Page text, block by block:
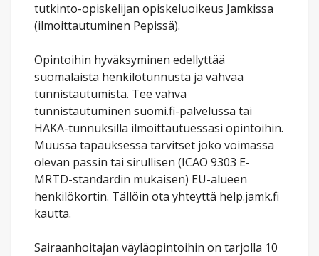
tutkinto-opiskelijan opiskeluoikeus Jamkissa
(ilmoittautuminen Pepissä).
Opintoihin hyväksyminen edellyttää
suomalaista henkilötunnusta ja vahvaa
tunnistautumista. Tee vahva
tunnistautuminen suomi.fi-palvelussa tai
HAKA-tunnuksilla ilmoittautuessasi opintoihin.
Muussa tapauksessa tarvitset joko voimassa
olevan passin tai sirullisen (ICAO 9303 E-
MRTD-standardin mukaisen) EU-alueen
henkilökortin. Tällöin ota yhteyttä help.jamk.fi
kautta.
Sairaanhoitajan väyläopintoihin on tarjolla 10